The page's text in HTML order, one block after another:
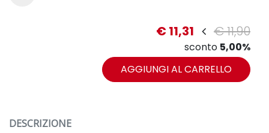
€ 11,31 € 11,90
sconto 5,00%
AGGIUNGI AL CARRELLO
DESCRIZIONE